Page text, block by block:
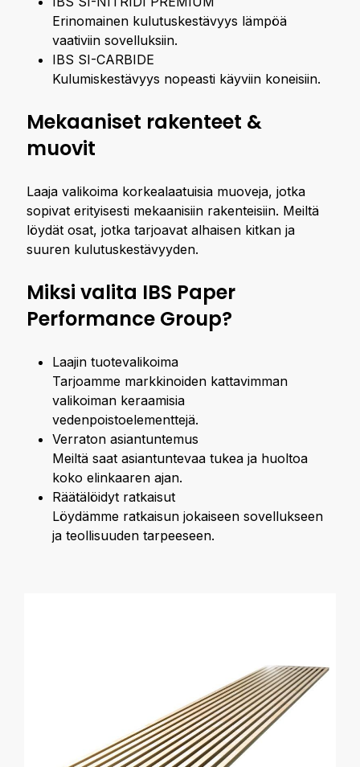
Erinomainen kulutuskestävyys lämpöä
vaativiin sovelluksiin.
IBS SI-CARBIDE
Kulumiskestävyys nopeasti käyviin koneisiin.
Mekaaniset rakenteet &
muovit
Laaja valikoima korkealaatuisia muoveja, jotka
sopivat erityisesti mekaanisiin rakenteisiin. Meiltä
löydät osat, jotka tarjoavat alhaisen kitkan ja
suuren kulutuskestävyyden.
Miksi valita IBS Paper
Performance Group?
Laajin tuotevalikoima
Tarjoamme markkinoiden kattavimman
valikoiman keraamisia
vedenpoistoelementtejä.
Verraton asiantuntemus
Meiltä saat asiantuntevaa tukea ja huoltoa
koko elinkaaren ajan.
Räätälöidyt ratkaisut
Löydämme ratkaisun jokaiseen sovellukseen
ja teollisuuden tarpeeseen.